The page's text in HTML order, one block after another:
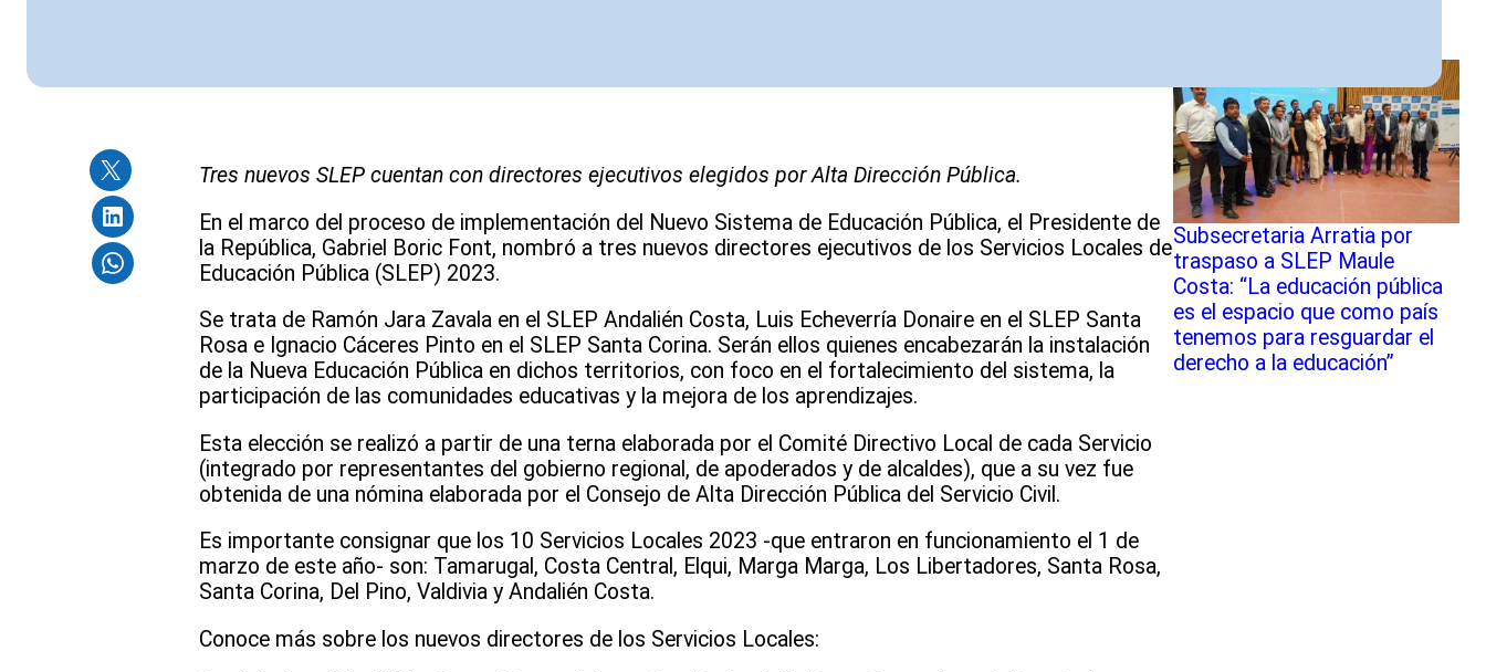
Tres nuevos SLEP cuentan con directores ejecutivos elegidos por Alta Dirección Pública.
En el marco del proceso de implementación del Nuevo Sistema de Educación Pública, el Presidente de
la República, Gabriel Boric Font, nombró a tres nuevos directores ejecutivos de los Servicios Locales de
Educación Pública (SLEP) 2023.
Se trata de Ramón Jara Zavala en el SLEP Andalién Costa, Luis Echeverría Donaire en el SLEP Santa
Rosa e Ignacio Cáceres Pinto en el SLEP Santa Corina. Serán ellos quienes encabezarán la instalación
de la Nueva Educación Pública en dichos territorios, con foco en el fortalecimiento del sistema, la
participación de las comunidades educativas y la mejora de los aprendizajes.
Esta elección se realizó a partir de una terna elaborada por el Comité Directivo Local de cada Servicio
(integrado por representantes del gobierno regional, de apoderados y de alcaldes), que a su vez fue
obtenida de una nómina elaborada por el Consejo de Alta Dirección Pública del Servicio Civil.
Es importante consignar que los 10 Servicios Locales 2023 -que entraron en funcionamiento el 1 de
marzo de este año- son: Tamarugal, Costa Central, Elqui, Marga Marga, Los Libertadores, Santa Rosa,
Santa Corina, Del Pino, Valdivia y Andalién Costa.
Conoce más sobre los nuevos directores de los Servicios Locales:
Subsecretaria Arratia por
traspaso a SLEP Maule
Costa: “La educación pública
es el espacio que como país
tenemos para resguardar el
derecho a la educación”